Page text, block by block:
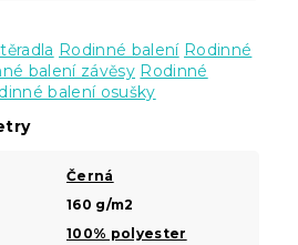
Rodinné balení Rodinné
balení závěsy Rodinné
balení osušky
Černá
160 g/m2
100% polyester